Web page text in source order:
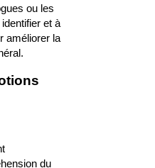
ou les
et à
améliorer la
du